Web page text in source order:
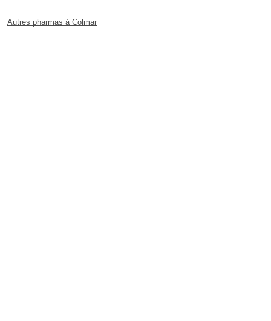
Autres pharmas à Colmar